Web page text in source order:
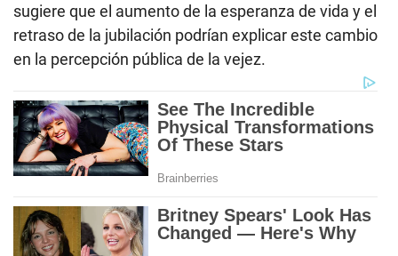
sugiere que el aumento de la esperanza de vida y el
retraso de la jubilación podrían explicar este cambio
en la percepción pública de la vejez.